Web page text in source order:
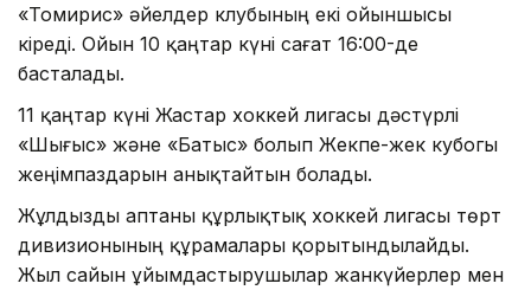
«Томирис» әйелдер клубының екі ойыншысы
кіреді. Ойын 10 қаңтар күні сағат 16:00-де
басталады.
11 қаңтар күні Жастар хоккей лигасы дәстүрлі
«Шығыс» және «Батыс» болып Жекпе-жек кубогы
жеңімпаздарын анықтайтын болады.
Жұлдызды аптаны құрлықтық хоккей лигасы төрт
дивизионының құрамалары қорытындылайды.
Жыл сайын ұйымдастырушылар жанкүйерлер мен